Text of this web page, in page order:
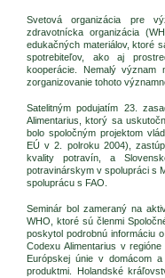
Svetová organizácia pre
zdravotnícka organizácia
edukačných materiálov, ktoré
spotrebiteľov, ako aj
kooperácie. Nemalý
zorganizovanie tohoto
Satelitným podujatím 23.
Alimentarius, ktorý sa
bolo spoločným projektom
EÚ v 2. polroku 2004),
kvality potravín, a
potravinárskym v spolupráci s
spoluprácu s FAO.
Seminár bol zameraný na
WHO, ktoré sú členmi
poskytol podrobnú informáciu
Codexu Alimentarius v
Európskej únie v domácom
produktmi. Holandské